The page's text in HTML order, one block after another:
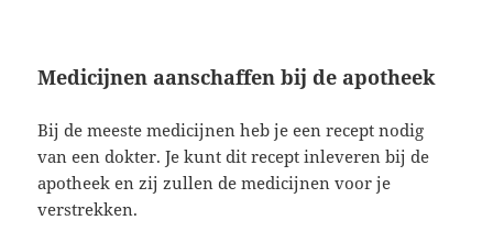
Medicijnen aanschaffen bij de apotheek
Bij de meeste medicijnen heb je een recept nodig
van een dokter. Je kunt dit recept inleveren bij de
apotheek en zij zullen de medicijnen voor je
verstrekken.